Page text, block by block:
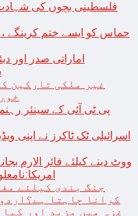
فلسطینی بچوں کی شہادت
حماس کو ایسے ختم کرینگے ،
اماراتی صدر اور
غیر ملکی تارکین
پی ٹی آئی کے سینئر
اسرائیلی ٹک ٹاکرز نے اپنی
ووٹ دینے کیلئے فائر الارم
امریکا:نامعلوم
جنگ بندی کیلئے
کرانا چاہتا
غزہ میں مزید اور